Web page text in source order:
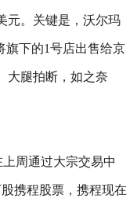
元。关键是，沃尔玛
下的1号店出售给京
大腿拍断，如之奈
周通过大宗交易中
携程股票，携程现在